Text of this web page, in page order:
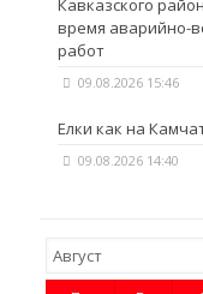
Кавказского
время аварийно-
работ
09.08.2026 15:46
Елки как на
09.08.2026 14:40